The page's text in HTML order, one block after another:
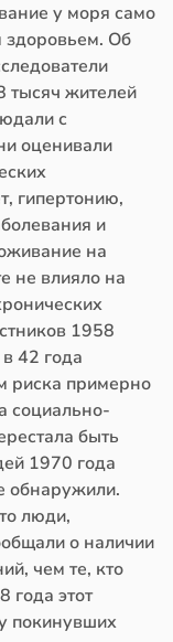
у моря само
здоровьем. Об
тысяч жителей
с
оценивали
гипертонию,
и
на
не влияло на
1958
42 года
риска примерно
социально-
быть
1970 года
обнаружили.
люди,
о наличии
чем те, кто
года этот
покинувших